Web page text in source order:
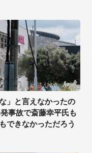
」と言えなかったの
事故で斎藤幸平氏も
できなかっただろう